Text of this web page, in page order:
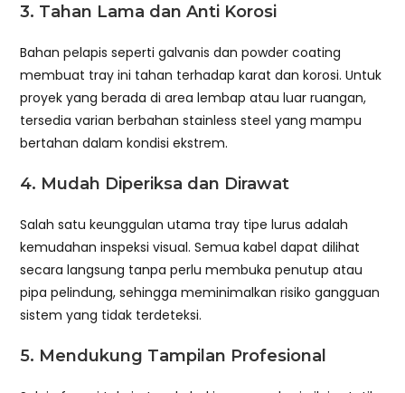
3. Tahan Lama dan Anti Korosi
Bahan pelapis seperti galvanis dan powder coating
membuat tray ini tahan terhadap karat dan korosi. Untuk
proyek yang berada di area lembap atau luar ruangan,
tersedia varian berbahan stainless steel yang mampu
bertahan dalam kondisi ekstrem.
4. Mudah Diperiksa dan Dirawat
Salah satu keunggulan utama tray tipe lurus adalah
kemudahan inspeksi visual. Semua kabel dapat dilihat
secara langsung tanpa perlu membuka penutup atau
pipa pelindung, sehingga meminimalkan risiko gangguan
sistem yang tidak terdeteksi.
5. Mendukung Tampilan Profesional